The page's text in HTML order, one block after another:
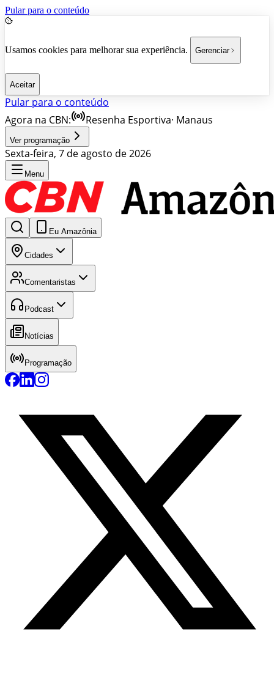
Pular para o conteúdo
Usamos cookies para melhorar sua experiência. Gerenciar
Aceitar
Pular para o conteúdo
Agora na CBN:
Resenha Esportiva· Manaus
Ver programação
Sexta-feira, 7 de agosto de 2026
Menu
Eu Amazônia
Cidades
Comentaristas
Podcast
Notícias
Programação